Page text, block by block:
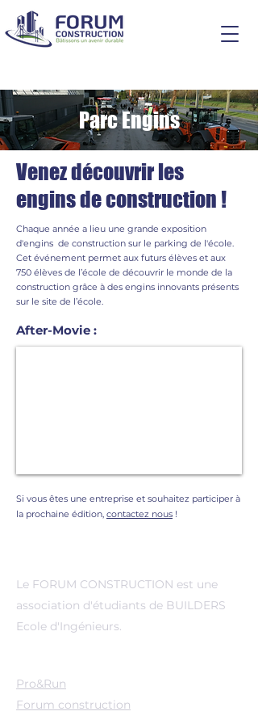
Parc Engins
Venez découvrir les
engins de construction !
Chaque année a lieu une grande exposition
d'engins de construction sur le parking de l'école.
​Cet événement permet aux futurs élèves et aux
750 élèves de l’école de découvrir le monde de la
construction grâce à des engins innovants présents
sur le site de l’école.
After-Movie :
Si vous êtes une entreprise et souhaitez participer à
la prochaine édition, contactez nous !
Le FORUM CONSTRUCTION est une
association d'étudiants de BUILDERS
Ecole d'Ingénieurs.
Pro&Run
Forum construction